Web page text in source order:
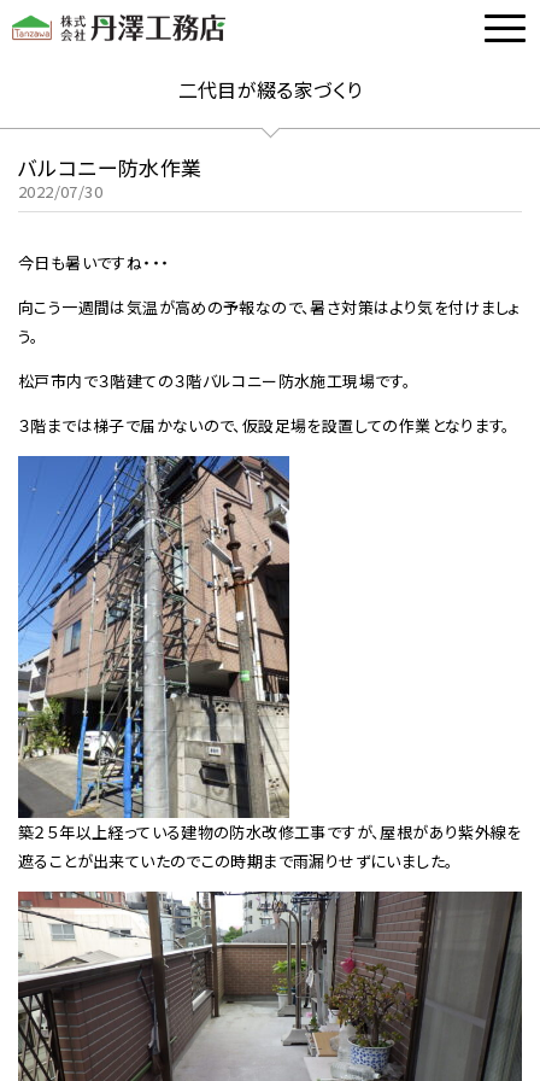
二代目が綴る家づくり
バルコニー防水作業
2022/07/30
今日も暑いですね・・・
向こう一週間は気温が高めの予報なので、暑さ対策はより気を付けましょ
う。
松戸市内で３階建ての３階バルコニー防水施工現場です。
３階までは梯子で届かないので、仮設足場を設置しての作業となります。
築２５年以上経っている建物の防水改修工事ですが、屋根があり紫外線を
遮ることが出来ていたのでこの時期まで雨漏りせずにいました。